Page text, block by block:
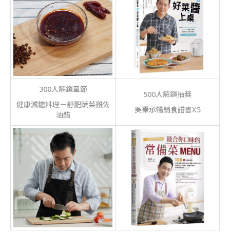
300人解鎖章節
健康減糖料理－舒肥蔬菜雞佐
油醋
500人解鎖抽獎
吳秉承暢銷食譜書X5